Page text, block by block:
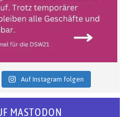
Auf Instagram folgen
MASTODON